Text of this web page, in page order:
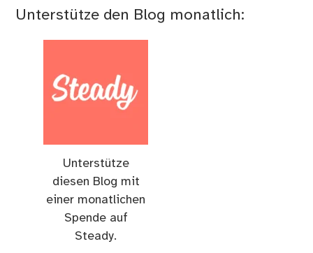
Unterstütze den Blog monatlich:
Unterstütze
diesen Blog mit
einer monatlichen
Spende auf
Steady.